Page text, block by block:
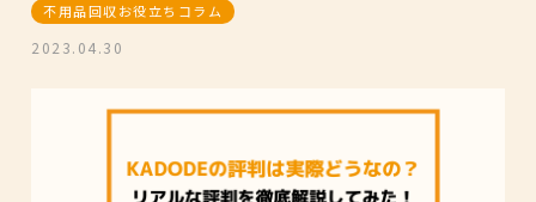
不用品回収お役立ちコラム
2023.04.30